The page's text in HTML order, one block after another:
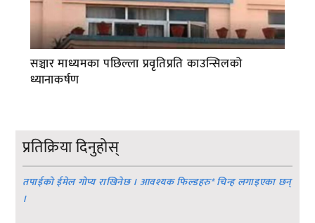
सञ्चार माध्यमका पछिल्ला प्रवृतिप्रति काउन्सिलको
ध्यानाकर्षण
प्रतिक्रिया दिनुहोस्
तपाईको ईमेल गोप्य राखिनेछ । आवश्यक फिल्डहरु*चिन्ह लगाइएका छन्
।